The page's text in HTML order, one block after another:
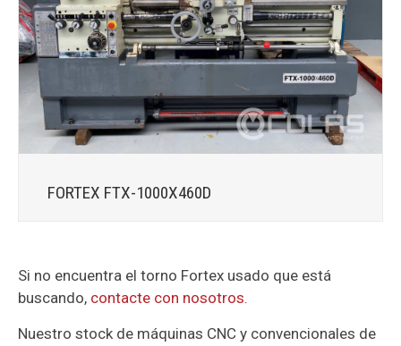
FORTEX FTX-1000X460D
Si no encuentra el torno Fortex usado que está
buscando, contacte con nosotros.
Nuestro stock de máquinas CNC y convencionales de